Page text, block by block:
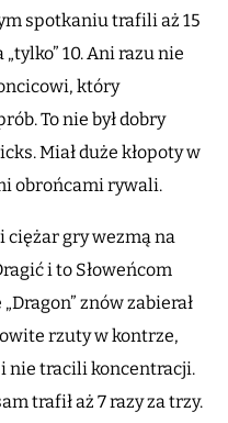
spotkaniu trafili aż 15
10. Ani razu nie
który
To nie był dobry
Miał duże kłopoty w
obrońcami rywali.
ciężar gry wezmą na
i to Słoweńcom
znów zabierał
rzuty w kontrze,
i nie tracili koncentracji.
trafił aż 7 razy za trzy.